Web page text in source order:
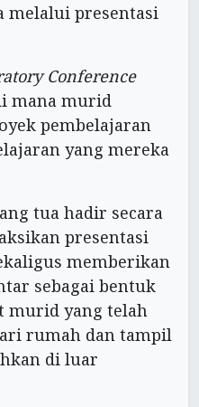
melalui presentasi
Conference
mana murid
pembelajaran
yang mereka
tua hadir secara
presentasi
memberikan
sebagai bentuk
murid yang telah
rumah dan tampil
di luar